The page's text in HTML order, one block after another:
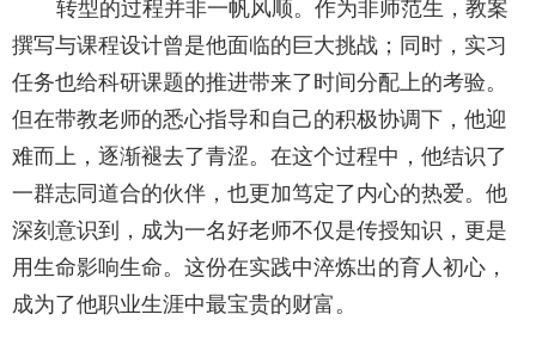
转型的过程并非一帆风顺。作为非师范生，教案
撰写与课程设计曾是他面临的巨大挑战；同时，实习
任务也给科研课题的推进带来了时间分配上的考验。
但在带教老师的悉心指导和自己的积极协调下，他迎
难而上，逐渐褪去了青涩。在这个过程中，他结识了
一群志同道合的伙伴，也更加笃定了内心的热爱。他
深刻意识到，成为一名好老师不仅是传授知识，更是
用生命影响生命。这份在实践中淬炼出的育人初心，
成为了他职业生涯中最宝贵的财富。